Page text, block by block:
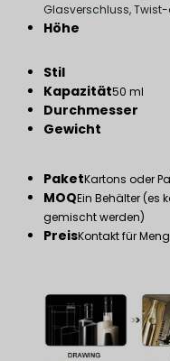
Glasverschluss,
Höhe
Stil
Kapazität50 ml
Durchmesser
Gewicht
PaketKartons oder
MOQEin Behälter (es
gemischt werden)
PreisKontakt für